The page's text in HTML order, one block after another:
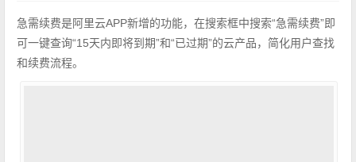
急需续费是阿里云APP新增的功能，在搜索框中搜索“急需续费”即
可一键查询“15天内即将到期”和“已过期”的云产品，简化用户查找
和续费流程。